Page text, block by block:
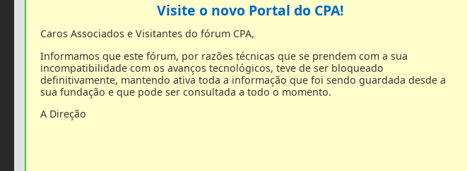
Visite o novo Portal do CPA!
Caros Associados e Visitantes do fórum CPA,
Informamos que este fórum, por razões técnicas que se prendem com a sua
incompatibilidade com os avanços tecnológicos, teve de ser bloqueado
definitivamente, mantendo ativa toda a informação que foi sendo guardada desde a
sua fundação e que pode ser consultada a todo o momento.
A Direção